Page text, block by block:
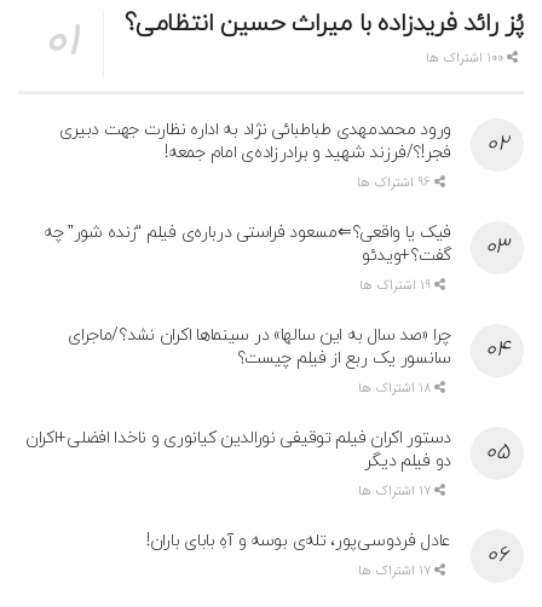
پُز رائد فریدزاده با میراث حسین انتظامی؟
ورود محمدمهدی طباطبائی نژاد به اداره نظارت جهت دبیری
فجر!؟/فرزند شهید و برادرزاده‌ی امام جمعه!
فیک یا واقعی؟⇐مسعود فراستی درباره‌ی فیلم “زنده شور” چه
گفت؟+ویدئو
چرا «صد سال به این سالها» در سینماها اکران نشد؟/ماجرای
سانسور یک ربع از فیلم چیست؟
دستور اکران فیلم توقیفی نورالدین کیانوری و ناخدا افضلی+اکران
دو فیلم دیگر
عادل فردوسی‌پور، تله‌ی بوسه و آهِ بابای باران!